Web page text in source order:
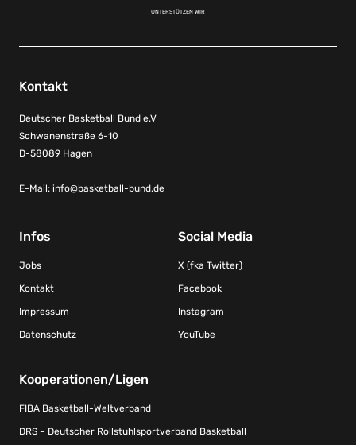
UNTERSTÜTZEN WIR
Kontakt
Deutscher Basketball Bund e.V
Schwanenstraße 6-10
D-58089 Hagen
E-Mail: info@basketball-bund.de
Infos
Jobs
Kontakt
Impressum
Datenschutz
Social Media
X (fka Twitter)
Facebook
Instagram
YouTube
Kooperationen/Ligen
FIBA Basketball-Weltverband
DRS – Deutscher Rollstuhlsportverband Basketball